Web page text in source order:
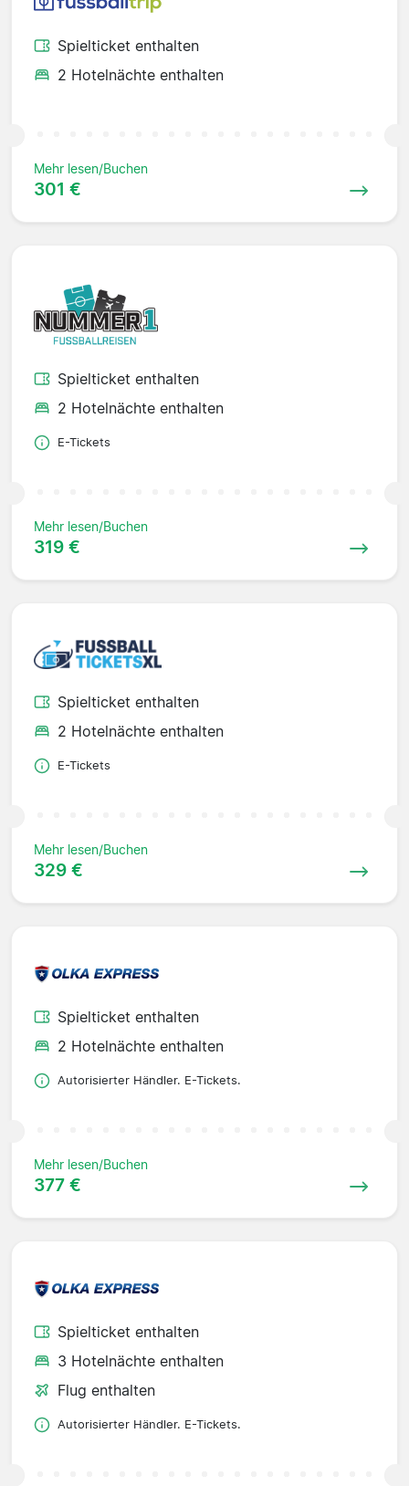
Spielticket enthalten
2 Hotelnächte enthalten
Mehr lesen/Buchen
301 €
Spielticket enthalten
2 Hotelnächte enthalten
E-Tickets
Mehr lesen/Buchen
319 €
Spielticket enthalten
2 Hotelnächte enthalten
E-Tickets
Mehr lesen/Buchen
329 €
Spielticket enthalten
2 Hotelnächte enthalten
Autorisierter Händler. E-Tickets.
Mehr lesen/Buchen
377 €
Spielticket enthalten
3 Hotelnächte enthalten
Flug enthalten
Autorisierter Händler. E-Tickets.